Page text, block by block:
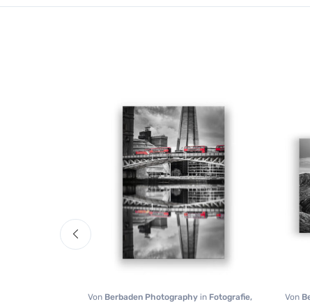
Von Berbaden Photography in Fotografie,
Von